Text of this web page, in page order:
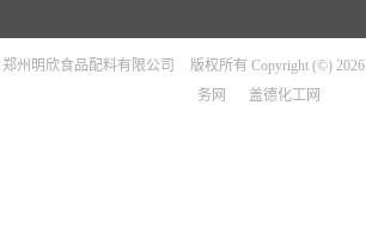
郑州明欣食品配料有限公司 版权所有 Copyright (©) 2026
务网
盖德化工网